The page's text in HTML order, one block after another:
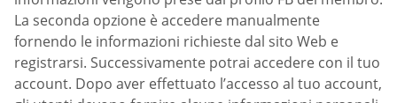
La seconda opzione è accedere manualmente
fornendo le informazioni richieste dal sito Web e
registrarsi. Successivamente potrai accedere con il tuo
account. Dopo aver effettuato l’accesso al tuo account,